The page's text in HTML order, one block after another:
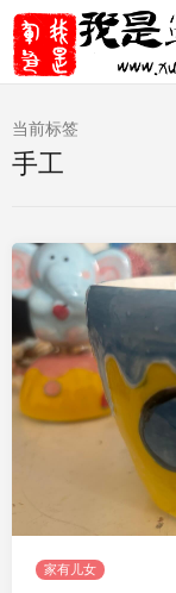
当前标签
手工
家有儿女